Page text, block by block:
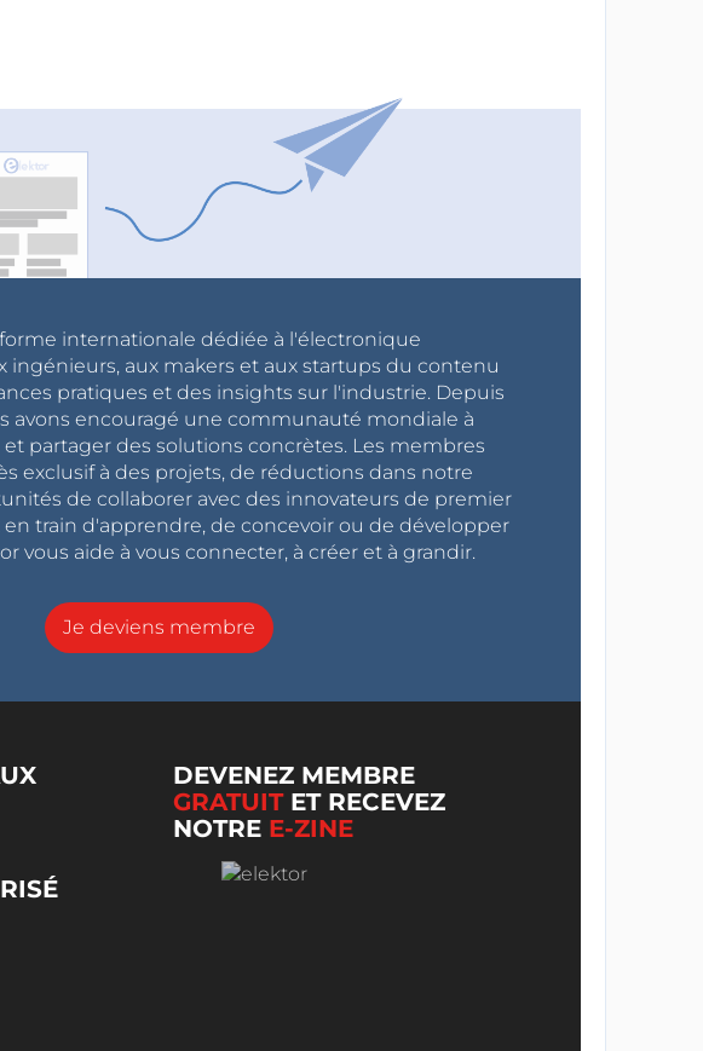
internationale dédiée à l'électronique
ingénieurs, aux makers et aux startups du contenu
pratiques et des insights sur l'industrie. Depuis
avons encouragé une communauté mondiale à
partager des solutions concrètes. Les membres
exclusif à des projets, de réductions dans notre
de collaborer avec des innovateurs de premier
en train d'apprendre, de concevoir ou de développer
vous aide à vous connecter, à créer et à grandir.
Je deviens membre
DEVENEZ MEMBRE
GRATUITET RECEVEZ
NOTRE E-ZINE